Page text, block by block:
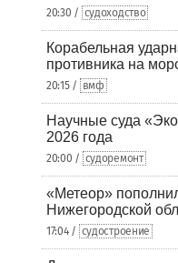
20:30 / судоходство
Корабельная
противника на
20:15 / вмф
Научные суда
2026 года
20:00 / судоремонт
«Метеор»
Нижегородской
17:04 / судостроение